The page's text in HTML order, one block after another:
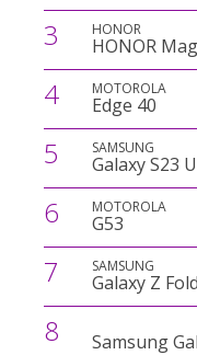
3 HONOR
HONOR
4 MOTOROLA
Edge 40
5 SAMSUNG
Galaxy S23
6 MOTOROLA
G53
7 SAMSUNG
Galaxy Z
8 Samsung